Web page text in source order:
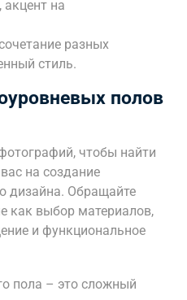
на
разных
стиль.
полов
чтобы найти
на создание
дизайна. Обращайте
как выбор материалов,
и функциональное
пола – это сложный